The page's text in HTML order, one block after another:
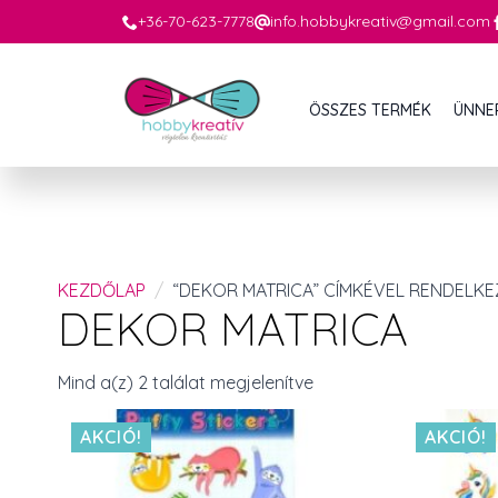
+36-70-623-7778 info.hobbykreativ@gmail.com
ÖSSZES TERMÉK
KEZDŐLAP “DEKOR MATRICA” CÍMKÉVEL
DEKOR MATRICA
Mind a(z) 2 találat megjelenítve
AKCIÓ! AKCIÓ!